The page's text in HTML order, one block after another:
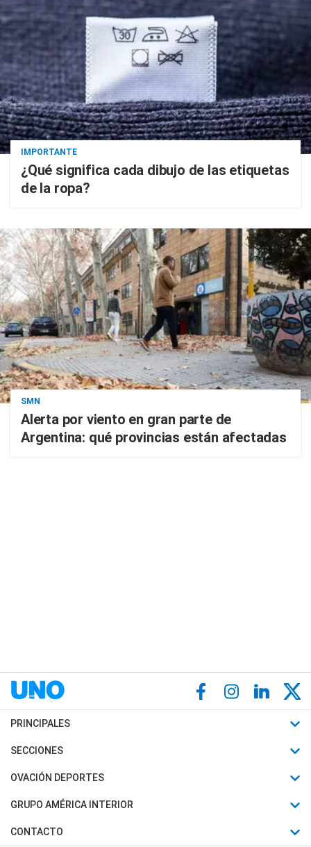
IMPORTANTE
¿Qué significa cada dibujo de las etiquetas
de la ropa?
SMN
Alerta por viento en gran parte de
Argentina: qué provincias están afectadas
PRINCIPALES
Últimas Noticias
Política
Judiciales
SECCIONES
Horóscopo
Motores
Trucos caseros
OVACIÓN DEPORTES
Fútbol
Mundial
GRUPO AMÉRICA INTERIOR
Canal 7 en Vivo
CONTACTO